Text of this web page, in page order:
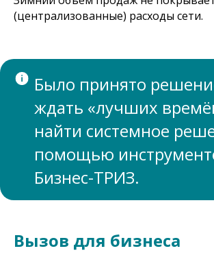
(централизованные) расходы сети.
Было принято
ждать «лучших
найти системное
помощью
Бизнес-ТРИЗ.
Вызов для бизнеса